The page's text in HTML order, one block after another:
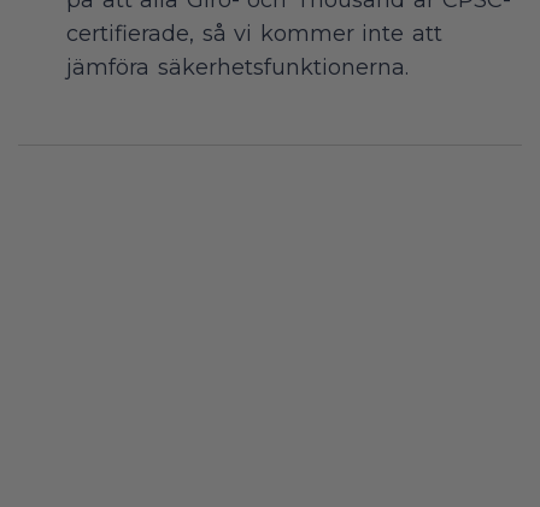
certifierade, så vi kommer inte att
jämföra säkerhetsfunktionerna.